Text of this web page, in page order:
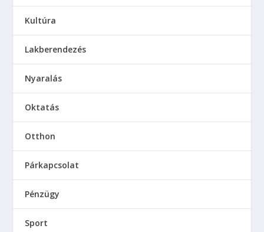
Kultúra
Lakberendezés
Nyaralás
Oktatás
Otthon
Párkapcsolat
Pénzügy
Sport